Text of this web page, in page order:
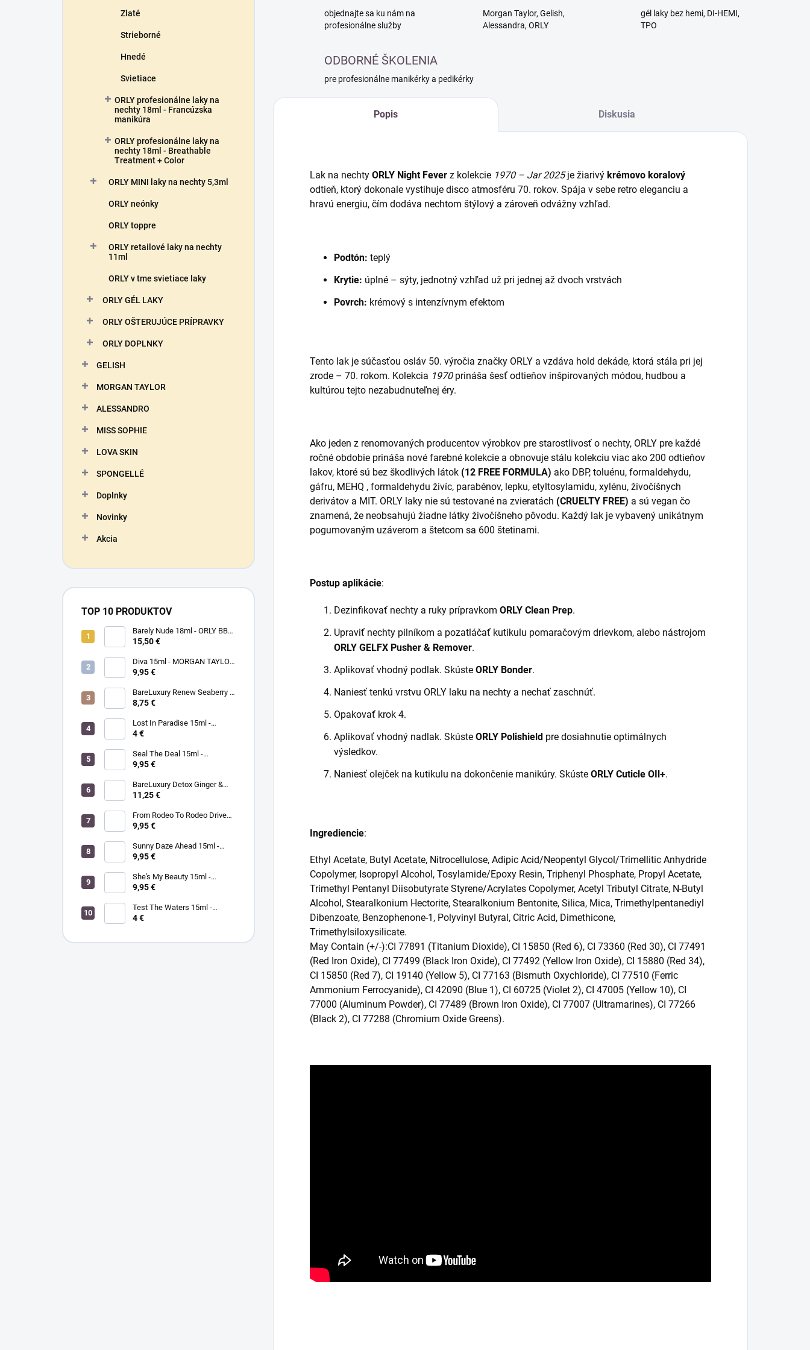
Zlaté
Strieborné
Hnedé
Svietiace
ORLY profesionálne laky na
nechty 18ml - Francúzska
manikúra
ORLY profesionálne laky na
nechty 18ml - Breathable
Treatment + Color
ORLY MINI laky na nechty 5,3ml
ORLY neónky
ORLY toppre
ORLY retailové laky na nechty
11ml
ORLY v tme svietiace laky
ORLY GÉL LAKY
ORLY OŠTERUJÚCE PRÍPRAVKY
ORLY DOPLNKY
GELISH
MORGAN TAYLOR
ALESSANDRO
MISS SOPHIE
LOVA SKIN
SPONGELLÉ
Doplnky
Novinky
Akcia
TOP 10 PRODUKTOV
Barely Nude 18ml - ORLY BB
CRÉME - makeup na nechty
15,50 €
Diva 15ml - MORGAN TAYLOR
- lak na nechty
9,95 €
BareLuxury Renew Seaberry &
Kukui - MORGAN TAYLOR -
sada rakytník/kukui
8,75 €
Lost In Paradise 15ml -
MORGAN TAYLOR - lak na
4 €
Seal The Deal 15ml -
MORGAN TAYLOR - lak na
9,95 €
BareLuxury Detox Ginger &
Green Tea Lotion 240ml -
hydratačný krém na ruky a
telo zázvor/zelený čaj
11,25 €
From Rodeo To Rodeo Drive
15ml - MORGAN TAYLOR - lak
9,95 €
Sunny Daze Ahead 15ml -
MORGAN TAYLOR - lak na
9,95 €
She's My Beauty 15ml -
MORGAN TAYLOR - lak na
9,95 €
Test The Waters 15ml -
MORGAN TAYLOR - lak na
4 €
objednajte sa ku nám na
profesionálne služby
Morgan Taylor, Gelish,
Alessandra, ORLY
gél laky bez hemi, DI-HEMI,
TPO
ODBORNÉ ŠKOLENIA
pre profesionálne manikérky a pedikérky
Popis Diskusia
Lak na nechty ORLY Night Fever z kolekcie 1970 – Jar 2025 je žiarivý krémovo koralový
odtieň, ktorý dokonale vystihuje disco atmosféru 70. rokov. Spája v sebe retro eleganciu a
hravú energiu, čím dodáva nechtom štýlový a zároveň odvážny vzhľad.
Podtón: teplý
Krytie: úplné – sýty, jednotný vzhľad už pri jednej až dvoch vrstvách
Povrch: krémový s intenzívnym efektom
Tento lak je súčasťou osláv 50. výročia značky ORLY a vzdáva hold dekáde, ktorá stála pri jej
zrode – 70. rokom. Kolekcia 1970prináša šesť odtieňov inšpirovaných módou, hudbou a
kultúrou tejto nezabudnuteľnej éry.
Ako jeden z renomovaných producentov výrobkov pre starostlivosť o nechty, ORLY pre každé
ročné obdobie prináša nové farebné kolekcie a obnovuje stálu kolekciu viac ako 200 odtieňov
lakov, ktoré sú bez škodlivých látok (12 FREE FORMULA) ako DBP, toluénu, formaldehydu,
gáfru, MEHQ , formaldehydu živíc, parabénov, lepku, etyltosylamidu, xylénu, živočíšnych
derivátov a MIT. ORLY laky nie sú testované na zvieratách (CRUELTY FREE) a sú vegan čo
znamená, že neobsahujú žiadne látky živočíšneho pôvodu. Každý lak je vybavený unikátnym
pogumovaným uzáverom a štetcom sa 600 štetinami.
Postup aplikácie:
Dezinfikovať nechty a ruky prípravkom ORLY Clean Prep.
Upraviť nechty pilníkom a pozatláčať kutikulu pomaračovým drievkom, alebo nástrojom
ORLY GELFX Pusher & Remover.
Aplikovať vhodný podlak. Skúste ORLY Bonder.
Naniesť tenkú vrstvu ORLY laku na nechty a nechať zaschnúť.
Opakovať krok 4.
Aplikovať vhodný nadlak. Skúste ORLY Polishield pre dosiahnutie optimálnych
výsledkov.
Naniesť olejček na kutikulu na dokončenie manikúry. Skúste ORLY Cuticle OIl+.
Ingrediencie:
Ethyl Acetate, Butyl Acetate, Nitrocellulose, Adipic Acid/Neopentyl Glycol/Trimellitic Anhydride
Copolymer, Isopropyl Alcohol, Tosylamide/Epoxy Resin, Triphenyl Phosphate, Propyl Acetate,
Trimethyl Pentanyl Diisobutyrate Styrene/Acrylates Copolymer, Acetyl Tributyl Citrate, N-Butyl
Alcohol, Stearalkonium Hectorite, Stearalkonium Bentonite, Silica, Mica, Trimethylpentanediyl
Dibenzoate, Benzophenone-1, Polyvinyl Butyral, Citric Acid, Dimethicone,
Trimethylsiloxysilicate.
May Contain (+/-):CI 77891 (Titanium Dioxide), CI 15850 (Red 6), CI 73360 (Red 30), CI 77491
(Red Iron Oxide), CI 77499 (Black Iron Oxide), CI 77492 (Yellow Iron Oxide), CI 15880 (Red 34),
CI 15850 (Red 7), CI 19140 (Yellow 5), CI 77163 (Bismuth Oxychloride), CI 77510 (Ferric
Ammonium Ferrocyanide), CI 42090 (Blue 1), CI 60725 (Violet 2), CI 47005 (Yellow 10), CI
77000 (Aluminum Powder), CI 77489 (Brown Iron Oxide), CI 77007 (Ultramarines), CI 77266
(Black 2), CI 77288 (Chromium Oxide Greens).